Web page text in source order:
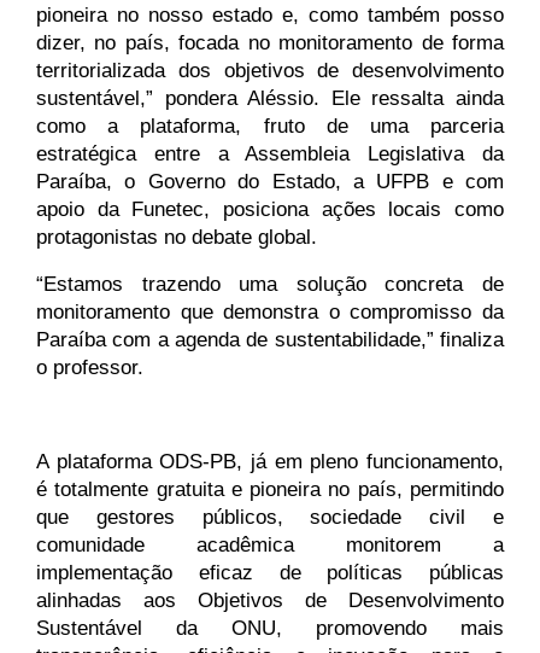
pioneira no nosso estado e, como também posso
dizer, no país, focada no monitoramento de forma
territorializada dos objetivos de desenvolvimento
sustentável,” pondera Aléssio. Ele ressalta ainda
como a plataforma, fruto de uma parceria
estratégica entre a Assembleia Legislativa da
Paraíba, o Governo do Estado, a UFPB e com
apoio da Funetec, posiciona ações locais como
protagonistas no debate global.
“Estamos trazendo uma solução concreta de
monitoramento que demonstra o compromisso da
Paraíba com a agenda de sustentabilidade,” finaliza
o professor.
A plataforma ODS-PB, já em pleno funcionamento,
é totalmente gratuita e pioneira no país, permitindo
que gestores públicos, sociedade civil e
comunidade acadêmica monitorem a
implementação eficaz de políticas públicas
alinhadas aos Objetivos de Desenvolvimento
Sustentável da ONU, promovendo mais